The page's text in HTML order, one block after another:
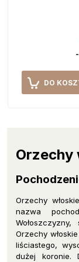
-
DO
Orzechy
Orzechy
nazwa
Orzechy
liściastego,
dużej koronie.